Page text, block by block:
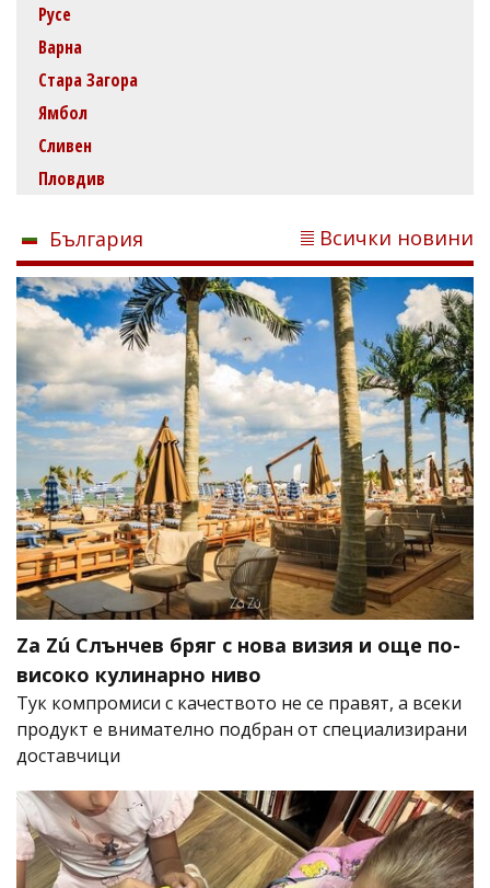
Русе
Варна
Стара Загора
Ямбол
Сливен
Пловдив
България Всички новини
Za Zú Слънчев бряг с нова визия и още по-
високо кулинарно ниво
Тук компромиси с качеството не се правят, а всеки
продукт е внимателно подбран от специализирани
доставчици